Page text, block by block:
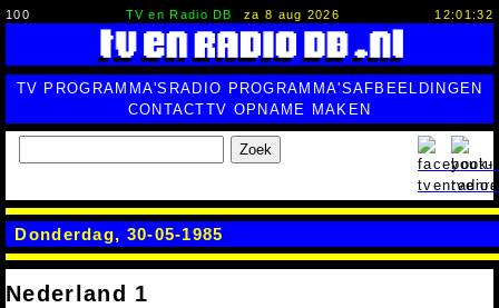
100 TV en Radio DB za 8 aug 2026 12:01:33
TV PROGRAMMA'S RADIO PROGRAMMA'SAFBEELDINGEN
CONTACTTV OPNAME MAKEN
Zoek
Donderdag, 30-05-1985
Nederland 1